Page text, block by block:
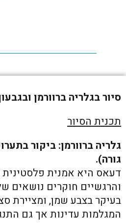
סיור בגלריה ברוורמן
תכנית הסיור
גלריה ברוורמן: ביקור
גורה).
דעאס היא אמנית פלסטינית
והרגשיים חוקרים נושאים
בעיקר בצבע שמן, ומציירת
המגלמות עדינות אך גם